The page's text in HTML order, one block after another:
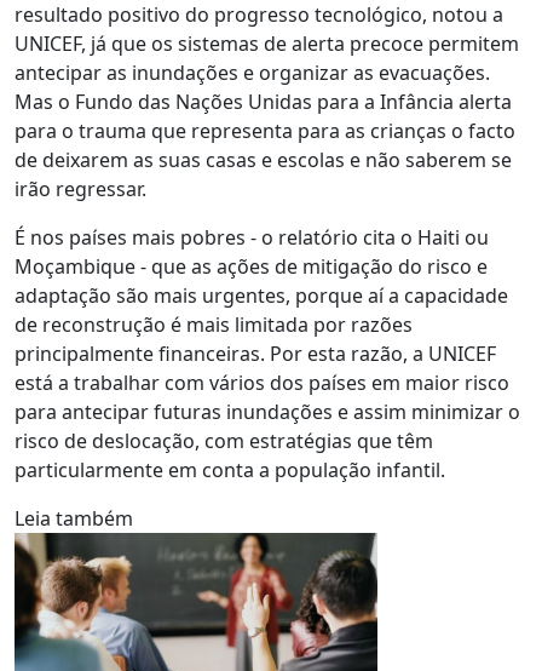
resultado positivo do progresso tecnológico, notou a
UNICEF, já que os sistemas de alerta precoce permitem
antecipar as inundações e organizar as evacuações.
Mas o Fundo das Nações Unidas para a Infância alerta
para o trauma que representa para as crianças o facto
de deixarem as suas casas e escolas e não saberem se
irão regressar.
É nos países mais pobres - o relatório cita o Haiti ou
Moçambique - que as ações de mitigação do risco e
adaptação são mais urgentes, porque aí a capacidade
de reconstrução é mais limitada por razões
principalmente financeiras. Por esta razão, a UNICEF
está a trabalhar com vários dos países em maior risco
para antecipar futuras inundações e assim minimizar o
risco de deslocação, com estratégias que têm
particularmente em conta a população infantil.
Leia também